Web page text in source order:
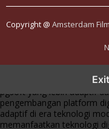
Copyright @ Amsterdam
menghadirkan inovasi
pgsoft yang lebih adaptif
pengembangan platform
adaptif di era teknologi
memanfaatkan teknologi